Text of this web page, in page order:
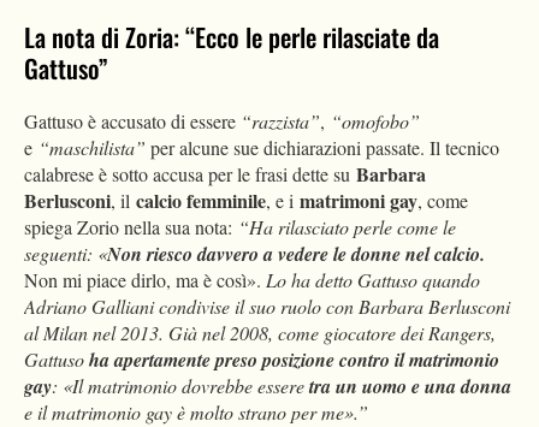
La nota di Zoria: “Ecco le perle rilasciate da
Gattuso”
Gattuso è accusato di essere “razzista”, “omofobo”
e “maschilista” per alcune sue dichiarazioni passate. Il tecnico
calabrese è sotto accusa per le frasi dette su Barbara
Berlusconi, il calcio femminile, e i matrimoni gay, come
spiega Zorio nella sua nota: “Ha rilasciato perle come le
seguenti: «Non riesco davvero a vedere le donne nel calcio.
Non mi piace dirlo, ma è così». Lo ha detto Gattuso quando
Adriano Galliani condivise il suo ruolo con Barbara Berlusconi
al Milan nel 2013. Già nel 2008, come giocatore dei Rangers,
Gattusoha apertamente preso posizione contro il matrimonio
gay: «Il matrimonio dovrebbe esseretra un uomo e una donna
e il matrimonio gay è molto strano per me».”